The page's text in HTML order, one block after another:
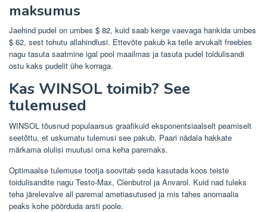
maksumus
Jaehind pudel on umbes $ 82, kuid saab kerge vaevaga hankida umbes
$ 62, sest tohutu allahindlusi. Ettevõte pakub ka teile arvukalt freebies
nagu tasuta saatmine igal pool maailmas ja tasuta pudel toidulisandi
ostu kaks pudelit ühe korraga.
Kas WINSOL toimib? See
tulemused
WINSOL tõusnud populaarsus graafikuid eksponentsiaalselt peamiselt
seetõttu, et uskumatu tulemusi see pakub. Paari nädala hakkate
märkama olulisi muutusi oma keha paremaks.
Optimaalse tulemuse tootja soovitab seda kasutada koos teiste
toidulisandite nagu Testo-Max, Clenbutrol ja Anvarol. Kuid nad tuleks
teha järelevalve all paremal ametiasutused ja mis tahes anomaalia
peaks kohe pöörduda arsti poole.